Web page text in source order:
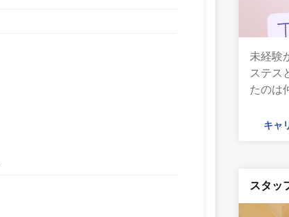
未経験
ステス
たのは
キャ
スタッ